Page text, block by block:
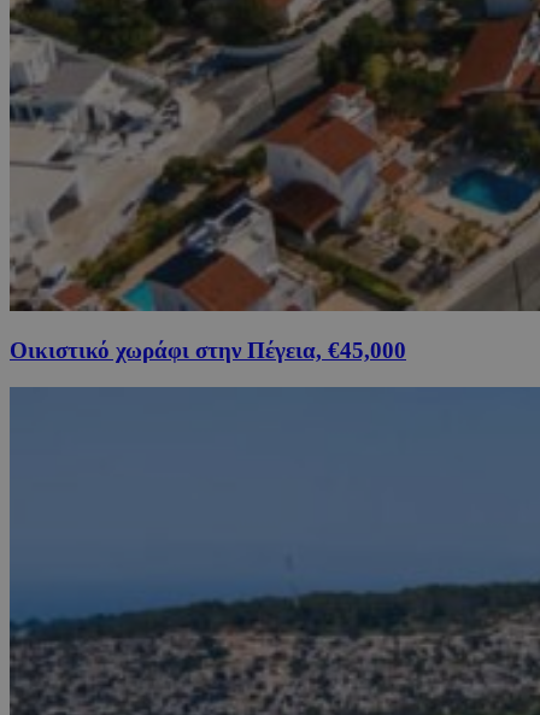
Οικιστικό χωράφι στην Πέγεια, €45,000